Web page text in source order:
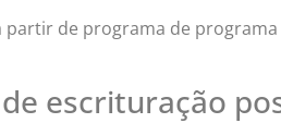
partir de programa de
escrituração